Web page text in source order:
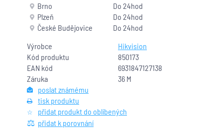
Výrobce
Hikvision
Kód produktu
850173
EAN kód
6931847127138
Záruka
36 M
poslat známému
tisk produktu
přidat produkt do oblíbených
přidat k porovnání
Brno
Do 24hod
Plzeň
Do 24hod
České Budějovice
Do 24hod